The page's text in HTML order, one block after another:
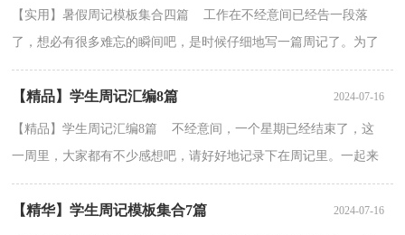
【实用】暑假周记模板集合四篇 工作在不经意间已经告一段落
了，想必有很多难忘的瞬间吧，是时候仔细地写一篇周记了。为了
让您不再为写周记头疼，以下是小编收集整理的暑假周记...
【精品】学生周记汇编8篇 2024-07-16
【精品】学生周记汇编8篇 不经意间，一个星期已经结束了，这
一周里，大家都有不少感想吧，请好好地记录下在周记里。一起来
参考周记是怎么写的吧，下面是小编为大家收集的学生周记8...
【精华】学生周记模板集合7篇 2024-07-16